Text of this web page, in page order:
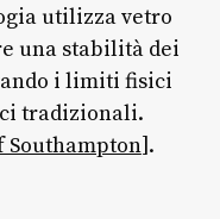
utilizza vetro
una stabilità dei
i limiti fisici
tradizionali.
Southampton].